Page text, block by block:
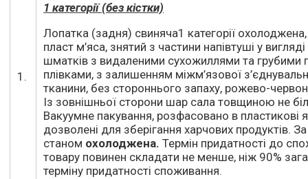
1.
1 категорії (без кістки)
Лопатка (задня) свиняча1 категорії
пласт м’яса, знятий з частини напівтуші у
шматків з видаленими сухожиллями та грубими
плівками, з залишенням міжм’язової
тканини, без стороннього запаху, рожево-
Із зовнішньої сторони шар сала товщиною не
Вакуумне пакування, розфасовано в пластикові
дозволені для зберігання харчових продуктів.
станом охолоджена. Термін придатності до
товару повинен складати не менше, ніж 90%
терміну придатності споживання.